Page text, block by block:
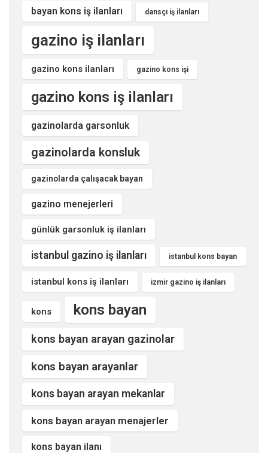
bayan kons iş ilanları dansçı iş ilanları
gazino iş ilanları
gazino kons ilanları gazino kons işi
gazino kons iş ilanları
gazinolarda garsonluk
gazinolarda konsluk
gazinolarda çalışacak bayan
gazino menejerleri
günlük garsonluk iş ilanları
istanbul gazino iş ilanları istanbul kons bayan
istanbul kons iş ilanları izmir gazino iş ilanları
kons kons bayan
kons bayan arayan gazinolar
kons bayan arayanlar
kons bayan arayan mekanlar
kons bayan arayan menajerler
kons bayan ilanı